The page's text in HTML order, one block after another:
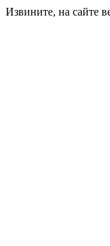
Извините, на сайте